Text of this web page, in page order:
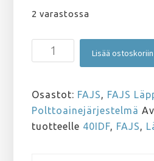
2 varastossa
FAJS
40IDF
määrä
Lisää ostoskoriin
Osastot: FAJS, FAJS
Polttoainejärjestelmä
tuotteelle 40IDF, FAJS,